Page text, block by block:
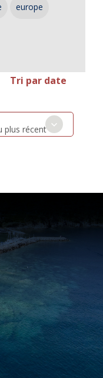
europe
Tri par date
plus récent